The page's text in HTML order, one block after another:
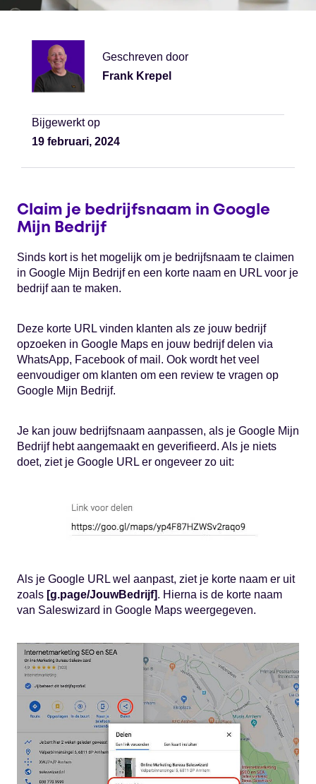
Geschreven door
Frank Krepel
Bijgewerkt op
19 februari, 2024
Claim je bedrijfsnaam in Google
Mijn Bedrijf
Sinds kort is het mogelijk om je bedrijfsnaam te claimen
in Google Mijn Bedrijf en een korte naam en URL voor je
bedrijf aan te maken.
Deze korte URL vinden klanten als ze jouw bedrijf
opzoeken in Google Maps en jouw bedrijf delen via
WhatsApp, Facebook of mail. Ook wordt het veel
eenvoudiger om klanten om een review te vragen op
Google Mijn Bedrijf.
Je kan jouw bedrijfsnaam aanpassen, als je Google Mijn
Bedrijf hebt aangemaakt en geverifieerd. Als je niets
doet, ziet je Google URL er ongeveer zo uit:
Als je Google URL wel aanpast, ziet je korte naam er uit
zoals [g.page/JouwBedrijf]. Hierna is de korte naam
van Saleswizard in Google Maps weergegeven.